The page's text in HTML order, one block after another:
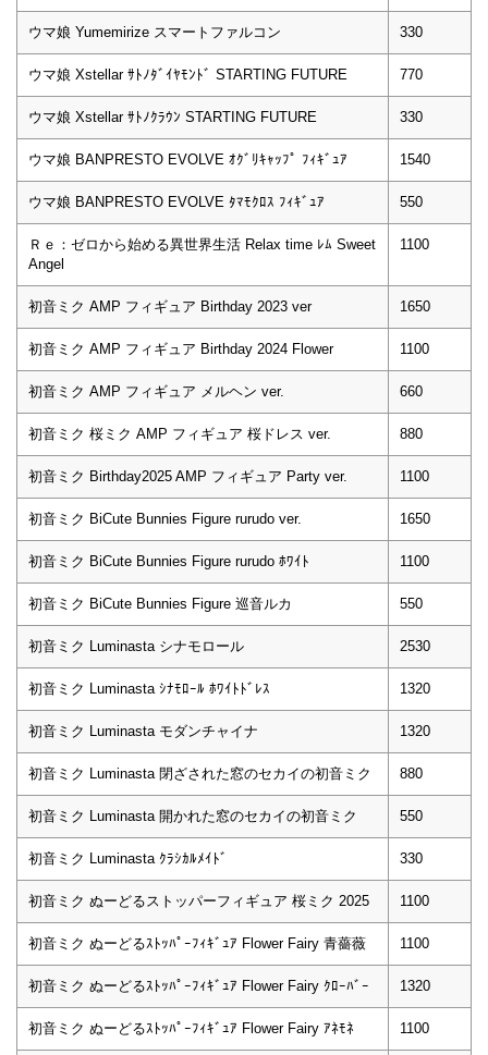
ウマ娘 Yumemirize スマートファルコン 330
ウマ娘 Xstellar ｻﾄﾉﾀﾞｲﾔﾓﾝﾄﾞ STARTING FUTURE 770
ウマ娘 Xstellar ｻﾄﾉｸﾗｳﾝ STARTING FUTURE 330
ウマ娘 BANPRESTO EVOLVE ｵｸﾞﾘｷｬｯﾌﾟ ﾌｨｷﾞｭｱ 1540
ウマ娘 BANPRESTO EVOLVE ﾀﾏﾓｸﾛｽ ﾌｨｷﾞｭｱ 550
Ｒｅ：ゼロから始める異世界生活 Relax time ﾚﾑ Sweet
Angel
1100
初音ミク AMP フィギュア Birthday 2023 ver 1650
初音ミク AMP フィギュア Birthday 2024 Flower 1100
初音ミク AMP フィギュア メルヘン ver. 660
初音ミク 桜ミク AMP フィギュア 桜ドレス ver. 880
初音ミク Birthday2025 AMP フィギュア Party ver. 1100
初音ミク BiCute Bunnies Figure rurudo ver. 1650
初音ミク BiCute Bunnies Figure rurudo ﾎﾜｲﾄ 1100
初音ミク BiCute Bunnies Figure 巡音ルカ 550
初音ミク Luminasta シナモロール 2530
初音ミク Luminasta ｼﾅﾓﾛｰﾙ ﾎﾜｲﾄﾄﾞﾚｽ 1320
初音ミク Luminasta モダンチャイナ 1320
初音ミク Luminasta 閉ざされた窓のセカイの初音ミク 880
初音ミク Luminasta 開かれた窓のセカイの初音ミク 550
初音ミク Luminasta ｸﾗｼｶﾙﾒｲﾄﾞ 330
初音ミク ぬーどるストッパーフィギュア 桜ミク 2025 1100
初音ミク ぬーどるｽﾄｯﾊﾟｰﾌｨｷﾞｭｱ Flower Fairy 青薔薇 1100
初音ミク ぬーどるｽﾄｯﾊﾟｰﾌｨｷﾞｭｱ Flower Fairy ｸﾛｰﾊﾞｰ 1320
初音ミク ぬーどるｽﾄｯﾊﾟｰﾌｨｷﾞｭｱ Flower Fairy ｱﾈﾓﾈ 1100